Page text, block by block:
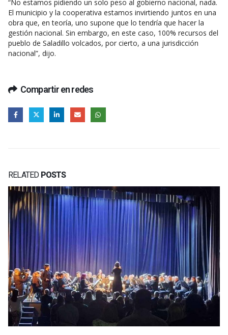
“No estamos pidiendo un solo peso al gobierno nacional, nada.
El municipio y la cooperativa estamos invirtiendo juntos en una
obra que, en teoría, uno supone que lo tendría que hacer la
gestión nacional. Sin embargo, en este caso, 100% recursos del
pueblo de Saladillo volcados, por cierto, a una jurisdicción
nacional”, dijo.
Compartir en redes
RELATED POSTS